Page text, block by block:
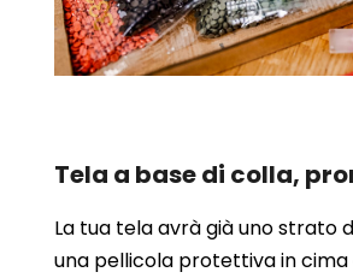
Tela a base di colla,
La tua tela avrà già uno strato
una pellicola protettiva in